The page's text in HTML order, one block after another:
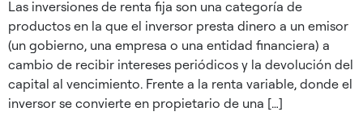
Las inversiones de renta fija son una categoría de
productos en la que el inversor presta dinero a un emisor
(un gobierno, una empresa o una entidad financiera) a
cambio de recibir intereses periódicos y la devolución del
capital al vencimiento. Frente a la renta variable, donde el
inversor se convierte en propietario de una […]